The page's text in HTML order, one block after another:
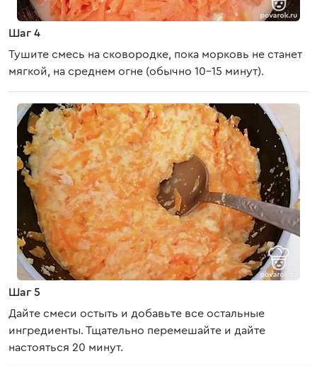
Шаг 4
Тушите смесь на сковородке, пока морковь не станет
мягкой, на среднем огне (обычно 10-15 минут).
Шаг 5
Дайте смеси остыть и добавьте все остальные
ингредиенты. Тщательно перемешайте и дайте
настояться 20 минут.